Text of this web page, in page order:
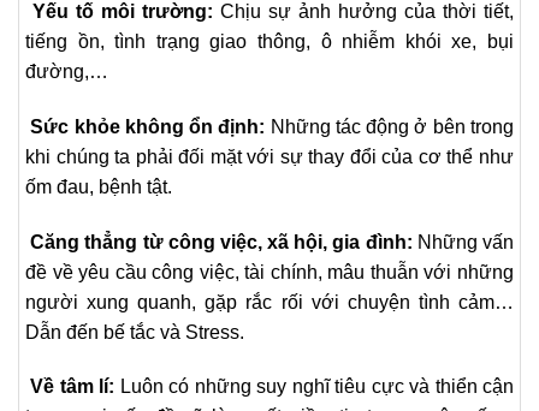
Yếu tố môi trường: Chịu sự ảnh hưởng của thời tiết,
tiếng ồn, tình trạng giao thông, ô nhiễm khói xe, bụi
đường,…
Sức khỏe không ổn định: Những tác động ở bên trong
khi chúng ta phải đối mặt với sự thay đổi của cơ thể như
ốm đau, bệnh tật.
Căng thẳng từ công việc, xã hội, gia đình: Những vấn
đề về yêu cầu công việc, tài chính, mâu thuẫn với những
người xung quanh, gặp rắc rối với chuyện tình cảm…
Dẫn đến bế tắc và Stress.
Về tâm lí: Luôn có những suy nghĩ tiêu cực và thiển cận